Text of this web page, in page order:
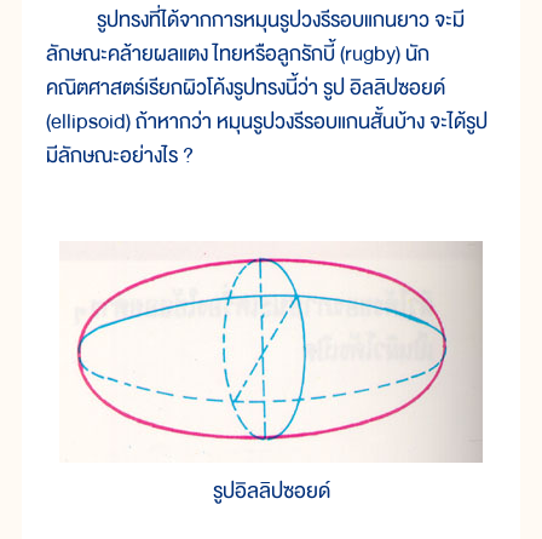
รูปทรงที่ได้จากการหมุนรูปวงรีรอบแกนยาว จะมี
ลักษณะคล้ายผลแตง ไทยหรือลูกรักบี้ (rugby) นัก
คณิตศาสตร์เรียกผิวโค้งรูปทรงนี้ว่า รูป อิลลิปซอยด์
(ellipsoid) ถ้าหากว่า หมุนรูปวงรีรอบแกนสั้นบ้าง จะได้รูป
มีลักษณะอย่างไร ?
รูปอิลลิปซอยด์